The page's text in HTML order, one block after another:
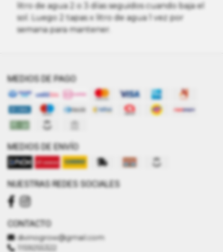
litro de agua 2 o 3 días seguidos cuando baja el
sol. Luego 2 tapas x litro de agua 1 vez por
semana para mantener.
MEDIOS DE PAGO
MEDIOS DE ENVÍO
NUESTRAS REDES SOCIALES
CONTACTO
divinogrow@gmail.com
1159255322